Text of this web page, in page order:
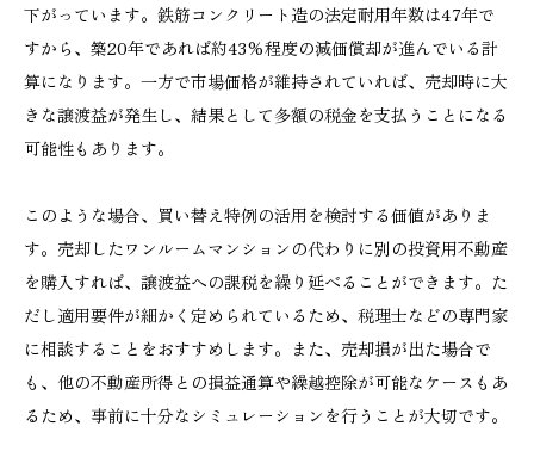
下がっています。鉄筋コンクリート造の法定耐用年数は47年で
すから、築20年であれば約43%程度の減価償却が進んでいる計
算になります。一方で市場価格が維持されていれば、売却時に大
きな譲渡益が発生し、結果として多額の税金を支払うことになる
可能性もあります。
このような場合、買い替え特例の活用を検討する価値がありま
す。売却したワンルームマンションの代わりに別の投資用不動産
を購入すれば、譲渡益への課税を繰り延べることができます。た
だし適用要件が細かく定められているため、税理士などの専門家
に相談することをおすすめします。また、売却損が出た場合で
も、他の不動産所得との損益通算や繰越控除が可能なケースもあ
るため、事前に十分なシミュレーションを行うことが大切です。